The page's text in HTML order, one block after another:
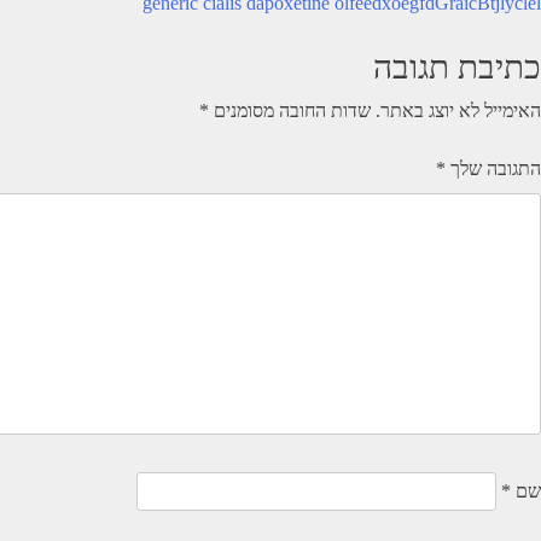
ניווט
כתיבת תגובה
האימייל לא יוצג באתר. שדות החובה מסומנים *
התגובה שלך *
שם *